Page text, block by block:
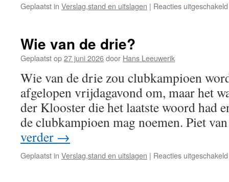
Geplaatst in Verslag,stand en uitslagen | Reacties uitgeschakeld
Wie van de drie?
Geplaatst op27 juni 2026door Hans Leeuwerik
Wie van de drie zou clubkampioen
afgelopen vrijdagavond om, maar het
der Klooster die het laatste woord had
de clubkampioen mag noemen. Piet
verder →
Geplaatst in Verslag,stand en uitslagen | Reacties uitgeschakeld